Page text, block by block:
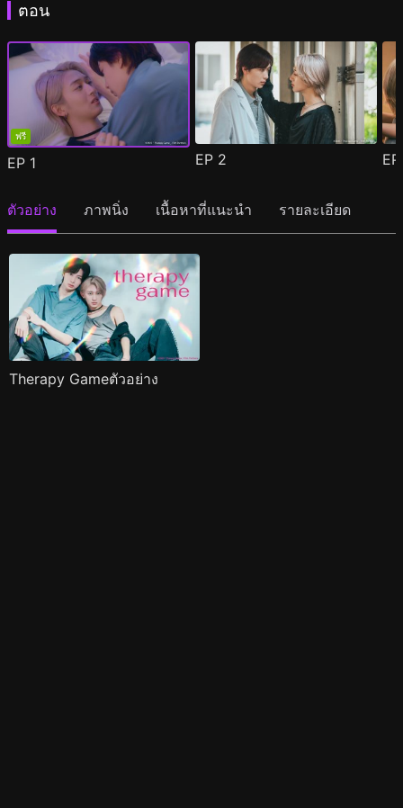
ตอน
ฟรี
EP 1 EP 2
ตัวอย่าง ภาพนิ่ง เนื้อหาที่แนะนำ รายละเอียด
Therapy Gameตัวอย่าง